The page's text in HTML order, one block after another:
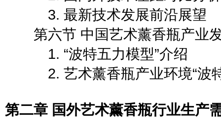
3. 最新技术发展前沿展望
第六节 中国艺术薰香瓶产业发
1. “波特五力模型”介绍
2. 艺术薰香瓶产业环境“波特
第二章 国外艺术薰香瓶行业生产